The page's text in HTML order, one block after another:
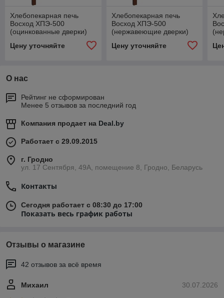
Хлебопекарная печь
Восход ХПЭ-500
(оцинкованные дверки)
Цену уточняйте
Хлебопекарная печь
Восход ХПЭ-500
(нержавеющие дверки)
Цену уточняйте
О нас
Рейтинг не сформирован
Менее 5 отзывов за последний год
Компания продает на Deal.by
Работает с 29.09.2015
г. Гродно
ул. 17 Сентября, 49А, помещение 8, Гродно, Беларусь
Контакты
Сегодня работает с 08:30 до 17:00
Показать весь график работы
Отзывы о магазине
42 отзывов за всё время
30.07.2026
Михаил